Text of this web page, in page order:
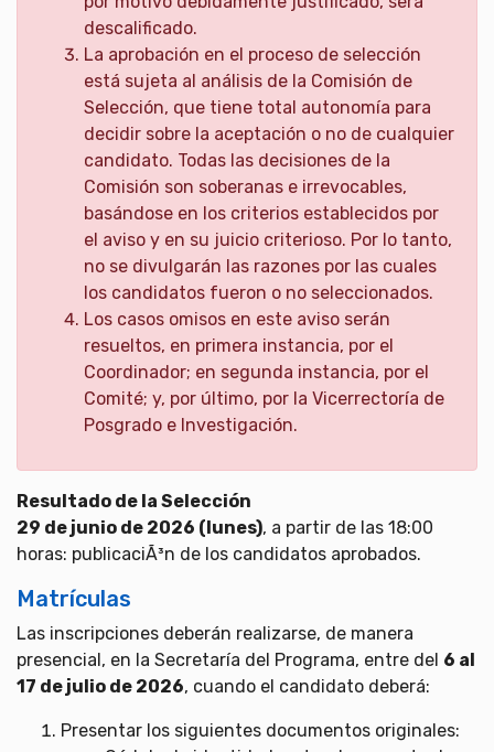
descalificado.
La aprobación en el proceso de selección
está sujeta al análisis de la Comisión de
Selección, que tiene total autonomía para
decidir sobre la aceptación o no de cualquier
candidato. Todas las decisiones de la
Comisión son soberanas e irrevocables,
basándose en los criterios establecidos por
el aviso y en su juicio criterioso. Por lo tanto,
no se divulgarán las razones por las cuales
los candidatos fueron o no seleccionados.
Los casos omisos en este aviso serán
resueltos, en primera instancia, por el
Coordinador; en segunda instancia, por el
Comité; y, por último, por la Vicerrectoría de
Posgrado e Investigación.
Resultado de la Selección
29 de junio de 2026 (lunes), a partir de las 18:00
horas: publicaciÃ³n de los candidatos aprobados.
Matrículas
Las inscripciones deberán realizarse, de manera
presencial, en la Secretaría del Programa, entre del 6 al
17 de julio de 2026, cuando el candidato deberá:
Presentar los siguientes documentos originales: